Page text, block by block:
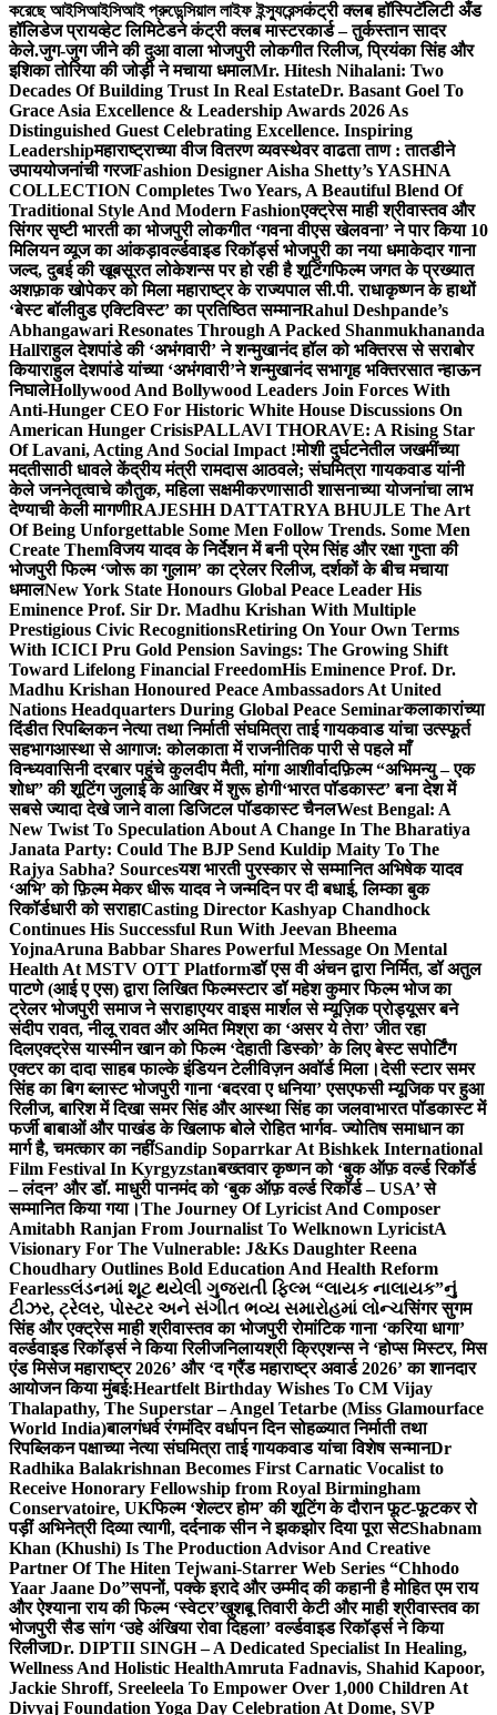
করেছে আইসিআইসিআই প্রুডেন্সিয়াল লাইফ ইন্স্যুরেন্সकंट्री क्लब हॉस्पिटॅलिटी अँड
हॉलिडेज प्रायव्हेट लिमिटेडने कंट्री क्लब मास्टरकार्ड – तुर्कस्तान सादर
केले.जुग-जुग जीने की दुआ वाला भोजपुरी लोकगीत रिलीज, प्रियंका सिंह और
इशिका तोरिया की जोड़ी ने मचाया धमालMr. Hitesh Nihalani: Two
Decades Of Building Trust In Real EstateDr. Basant Goel To
Grace Asia Excellence & Leadership Awards 2026 As
Distinguished Guest Celebrating Excellence. Inspiring
Leadershipमहाराष्ट्राच्या वीज वितरण व्यवस्थेवर वाढता ताण : तातडीने
उपाययोजनांची गरजFashion Designer Aisha Shetty’s YASHNA
COLLECTION Completes Two Years, A Beautiful Blend Of
Traditional Style And Modern Fashionएक्ट्रेस माही श्रीवास्तव और
सिंगर सृष्टी भारती का भोजपुरी लोकगीत ‘गवना वीएस खेलवना’ ने पार किया 10
मिलियन व्यूज का आंकड़ावर्ल्डवाइड रिकॉर्ड्स भोजपुरी का नया धमाकेदार गाना
जल्द, दुबई की खूबसूरत लोकेशन्स पर हो रही है शूटिंगफिल्म जगत के प्रख्यात
अशफ़ाक खोपेकर को मिला महाराष्ट्र के राज्यपाल सी.पी. राधाकृष्णन के हाथों
‘बेस्ट बॉलीवुड एक्टिविस्ट’ का प्रतिष्ठित सम्मानRahul Deshpande’s
Abhangawari Resonates Through A Packed Shanmukhananda
Hallराहुल देशपांडे की ‘अभंगवारी’ ने शन्मुखानंद हॉल को भक्तिरस से सराबोर
कियाराहुल देशपांडे यांच्या ‘अभंगवारी’ने शन्मुखानंद सभागृह भक्तिरसात न्हाऊन
निघालेHollywood And Bollywood Leaders Join Forces With
Anti-Hunger CEO For Historic White House Discussions On
American Hunger CrisisPALLAVI THORAVE: A Rising Star
Of Lavani, Acting And Social Impact !मोशी दुर्घटनेतील जखमींच्या
मदतीसाठी धावले केंद्रीय मंत्री रामदास आठवले; संघमित्रा गायकवाड यांनी
केले जननेतृत्वाचे कौतुक, महिला सक्षमीकरणासाठी शासनाच्या योजनांचा लाभ
देण्याची केली मागणीRAJESHH DATTATRYA BHUJLE The Art
Of Being Unforgettable Some Men Follow Trends. Some Men
Create Themविजय यादव के निर्देशन में बनी प्रेम सिंह और रक्षा गुप्ता की
भोजपुरी फिल्म ‘जोरू का गुलाम’ का ट्रेलर रिलीज, दर्शकों के बीच मचाया
धमालNew York State Honours Global Peace Leader His
Eminence Prof. Sir Dr. Madhu Krishan With Multiple
Prestigious Civic RecognitionsRetiring On Your Own Terms
With ICICI Pru Gold Pension Savings: The Growing Shift
Toward Lifelong Financial FreedomHis Eminence Prof. Dr.
Madhu Krishan Honoured Peace Ambassadors At United
Nations Headquarters During Global Peace Seminarकलाकारांच्या
दिंडीत रिपब्लिकन नेत्या तथा निर्माती संघमित्रा ताई गायकवाड यांचा उत्स्फूर्त
सहभागआस्था से आगाज: कोलकाता में राजनीतिक पारी से पहले माँ
विन्ध्यवासिनी दरबार पहुंचे कुलदीप मैती, मांगा आशीर्वादफ़िल्म “अभिमन्यु – एक
शोध” की शूटिंग जुलाई के आखिर में शुरू होगी‘भारत पॉडकास्ट’ बना देश में
सबसे ज्यादा देखे जाने वाला डिजिटल पॉडकास्ट चैनलWest Bengal: A
New Twist To Speculation About A Change In The Bharatiya
Janata Party: Could The BJP Send Kuldip Maity To The
Rajya Sabha? Sourcesयश भारती पुरस्कार से सम्मानित अभिषेक यादव
‘अभि’ को फ़िल्म मेकर धीरू यादव ने जन्मदिन पर दी बधाई, लिम्का बुक
रिकॉर्डधारी को सराहाCasting Director Kashyap Chandhock
Continues His Successful Run With Jeevan Bheema
YojnaAruna Babbar Shares Powerful Message On Mental
Health At MSTV OTT Platformडॉ एस वी अंचन द्वारा निर्मित, डॉ अतुल
पाटणे (आई ए एस) द्वारा लिखित फिल्मस्टार डॉ महेश कुमार फिल्म भोज का
ट्रेलर भोजपुरी समाज ने सराहाएयर वाइस मार्शल से म्यूज़िक प्रोड्यूसर बने
संदीप रावत, नीलू रावत और अमित मिश्रा का ‘असर ये तेरा’ जीत रहा
दिलएक्ट्रेस यास्मीन खान को फिल्म ‘देहाती डिस्को’ के लिए बेस्ट सपोर्टिंग
एक्टर का दादा साहब फाल्के इंडियन टेलीविज़न अवॉर्ड मिला।देसी स्टार समर
सिंह का बिग ब्लास्ट भोजपुरी गाना ‘बदरवा ए धनिया’ एसएफसी म्यूजिक पर हुआ
रिलीज, बारिश में दिखा समर सिंह और आस्था सिंह का जलवाभारत पॉडकास्ट में
फर्जी बाबाओं और पाखंड के खिलाफ बोले रोहित भार्गव- ज्योतिष समाधान का
मार्ग है, चमत्कार का नहींSandip Soparrkar At Bishkek International
Film Festival In Kyrgyzstanबख्तवार कृष्णन को ‘बुक ऑफ़ वर्ल्ड रिकॉर्ड
– लंदन’ और डॉ. माधुरी पानमंद को ‘बुक ऑफ़ वर्ल्ड रिकॉर्ड – USA’ से
सम्मानित किया गया।The Journey Of Lyricist And Composer
Amitabh Ranjan From Journalist To Welknown LyricistA
Visionary For The Vulnerable: J&Ks Daughter Reena
Choudhary Outlines Bold Education And Health Reform
Fearlessલંડનમાં શૂટ થયેલી ગુજરાતી ફિલ્મ “લાયક નાલાયક”નું
ટીઝર, ટ્રેલર, પોસ્ટર અને સંગીત ભવ્ય સમારોહમાં લોન્ચसिंगर सुगम
सिंह और एक्ट्रेस माही श्रीवास्तव का भोजपुरी रोमांटिक गाना ‘करिया धागा’
वर्ल्डवाइड रिकॉर्ड्स ने किया रिलीजनिलायश्री क्रिएशन्स ने ‘होप्स मिस्टर, मिस
एंड मिसेज महाराष्ट्र 2026’ और ‘द ग्रैंड महाराष्ट्र अवार्ड 2026’ का शानदार
आयोजन किया मुंबई:Heartfelt Birthday Wishes To CM Vijay
Thalapathy, The Superstar – Angel Tetarbe (Miss Glamourface
World India)बालगंधर्व रंगमंदिर वर्धापन दिन सोहळ्यात निर्माती तथा
रिपब्लिकन पक्षाच्या नेत्या संघमित्रा ताई गायकवाड यांचा विशेष सन्मानDr
Radhika Balakrishnan Becomes First Carnatic Vocalist to
Receive Honorary Fellowship from Royal Birmingham
Conservatoire, UKफिल्म ‘शेल्टर होम’ की शूटिंग के दौरान फूट-फूटकर रो
पड़ीं अभिनेत्री दिव्या त्यागी, दर्दनाक सीन ने झकझोर दिया पूरा सेटShabnam
Khan (Khushi) Is The Production Advisor And Creative
Partner Of The Hiten Tejwani-Starrer Web Series “Chhodo
Yaar Jaane Do”सपनों, पक्के इरादे और उम्मीद की कहानी है मोहित एम राय
और ऐश्याना राय की फिल्म ‘स्वेटर’खुशबू तिवारी केटी और माही श्रीवास्तव का
भोजपुरी सैड सांग ‘उहे अंखिया रोवा दिहला’ वर्ल्डवाइड रिकॉर्ड्स ने किया
रिलीजDr. DIPTII SINGH – A Dedicated Specialist In Healing,
Wellness And Holistic HealthAmruta Fadnavis, Shahid Kapoor,
Jackie Shroff, Sreeleela To Empower Over 1,000 Children At
Divyaj Foundation Yoga Day Celebration At Dome, SVP